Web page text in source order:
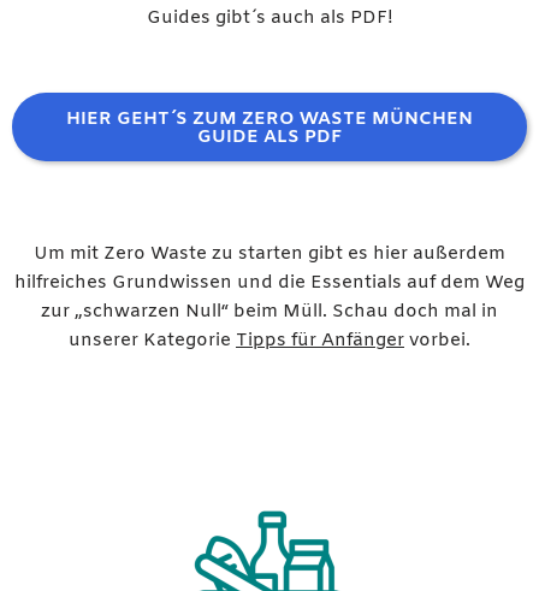
Guides gibt´s auch als PDF!
HIER GEHT´S ZUM ZERO WASTE MÜNCHEN
GUIDE ALS PDF
Um mit Zero Waste zu starten gibt es hier außerdem
hilfreiches Grundwissen und die Essentials auf dem Weg
zur „schwarzen Null“ beim Müll. Schau doch mal in
unserer Kategorie Tipps für Anfänger vorbei.